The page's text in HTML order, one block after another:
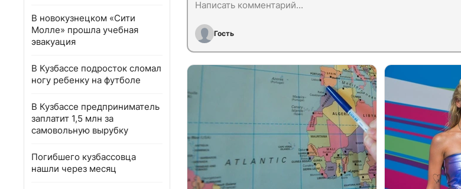
В новокузнецком «Сити
Молле» прошла учебная
эвакуация
В Кузбассе подросток сломал
ногу ребенку на футболе
В Кузбассе предприниматель
заплатит 1,5 млн за
самовольную вырубку
Погибшего кузбассовца
нашли через месяц
Гость